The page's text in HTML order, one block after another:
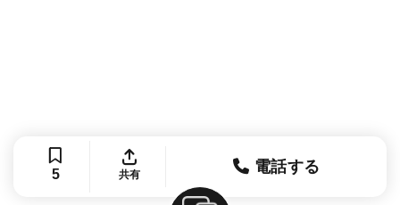
5 共有 電話する